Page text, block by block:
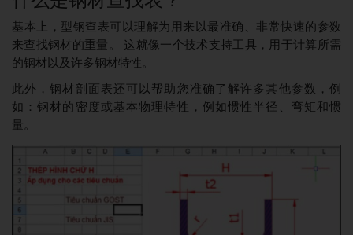
基本上，型钢查表可以理解为用来以最准确、非常快速的参数
来查找钢材的重量。 这就像一个技术支持工具，用于计算所需
的钢材以及许多钢材特性。
此外，钢材剖面表还可以帮助您准确了解许多其他参数，例
如：钢材的密度或基本物理特性，例如惯性半径、弯矩和惯
量。